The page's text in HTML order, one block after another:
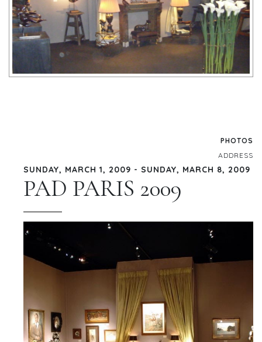
PHOTOS
ADDRESS
SUNDAY, MARCH 1, 2009 - SUNDAY, MARCH 8, 2009
PAD PARIS 2009